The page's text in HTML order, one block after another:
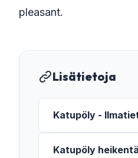
pleasant.
Lisätietoja
Katupöly -
Katupöly